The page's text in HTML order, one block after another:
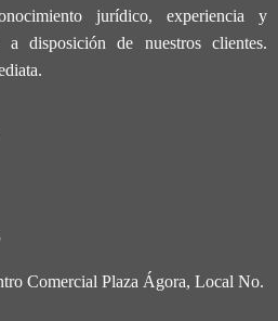
jurídico, experiencia y
a disposición de nuestros clientes.
Comercial Plaza Ágora, Local No.